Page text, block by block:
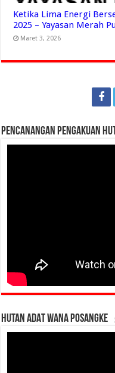
Ketika Lima Energi
2025 – Yayasan Merah
Maret 3, 2026
Pencanangan Pengakuan
HUTAN ADAT WANA POSANGKE